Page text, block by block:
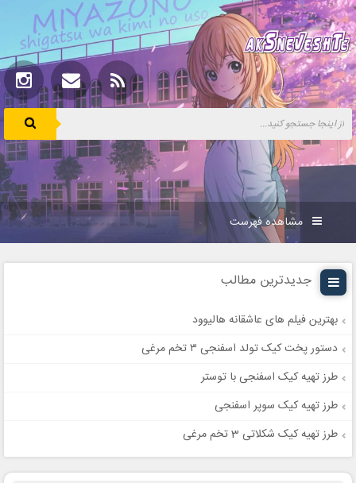
مشاهده فهرست
جدیدترین مطالب
بهترین فیلم های عاشقانه هالیوود
دستور پخت کیک تولد اسفنجی ۳ تخم مرغی
طرز تهیه کیک اسفنجی با توستر
طرز تهیه کیک سوپر اسفنجی
طرز تهیه کیک شکلاتی 3 تخم مرغی